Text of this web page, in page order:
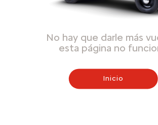
No hay que darle más
esta página no
Inicio